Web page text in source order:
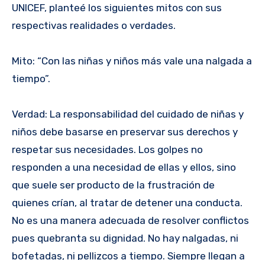
UNICEF, planteé los siguientes mitos con sus
respectivas realidades o verdades.
Mito: “Con las niñas y niños más vale una nalgada a
tiempo”.
Verdad: La responsabilidad del cuidado de niñas y
niños debe basarse en preservar sus derechos y
respetar sus necesidades. Los golpes no
responden a una necesidad de ellas y ellos, sino
que suele ser producto de la frustración de
quienes crían, al tratar de detener una conducta.
No es una manera adecuada de resolver conflictos
pues quebranta su dignidad. No hay nalgadas, ni
bofetadas, ni pellizcos a tiempo. Siempre llegan a